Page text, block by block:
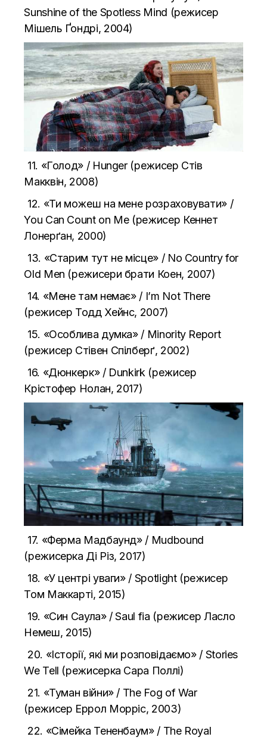
Sunshine of the Spotless Mind (режисер
Мішель Ґондрі, 2004)
11. «Голод» / Hunger (режисер Стів
Макквін, 2008)
12. «Ти можеш на мене розраховувати» /
You Can Count on Me (режисер Кеннет
Лонерґан, 2000)
13. «Старим тут не місце» / No Country for
Old Men (режисери брати Коен, 2007)
14. «Мене там немає» / I’m Not There
(режисер Тодд Хейнс, 2007)
15. «Особлива думка» / Minority Report
(режисер Стівен Спілберґ, 2002)
16. «Дюнкерк» / Dunkirk (режисер
Крістофер Нолан, 2017)
17. «Ферма Мадбаунд» / Mudbound
(режисерка Ді Різ, 2017)
18. «У центрі уваги» / Spotlight (режисер
Том Маккарті, 2015)
19. «Син Саула» / Saul fia (режисер Ласло
Немеш, 2015)
20. «Історії, які ми розповідаємо» / Stories
We Tell (режисерка Cара Поллі)
21. «Туман війни» / The Fog of War
(режисер Еррол Морріс, 2003)
22. «Сімейка Тененбаум» / The Royal